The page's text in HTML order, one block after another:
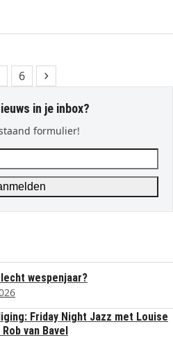
Page
6 Next
in je inbox?
formulier!
wespenjaar?
Friday Night Jazz met Louise
van Bavel